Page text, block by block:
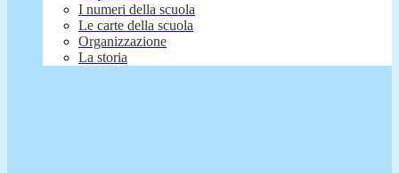
I numeri della scuola
Le carte della scuola
Organizzazione
La storia